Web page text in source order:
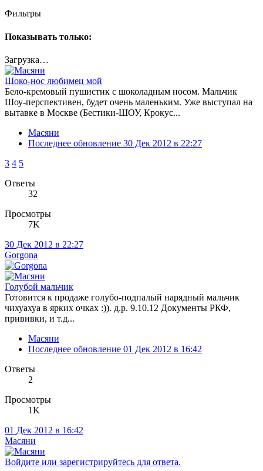
Фильтры
Показывать только:
Загрузка…
Шоко-нос любимец мой
Бело-кремовый пушистик с шоколадным носом. Мальчик
Шоу-перспективен, будет очень маленьким. Уже выступал на
вытавке в Москве (Бестики-ШОУ, Крокус...
Масяни
Последнее обновление 30 Дек 2012 в 22:27
3 4 5
Ответы
32
Просмотры
7K
30 Дек 2012 в 22:27
Gorgona
Голубой мальчик
Готовится к продаже голубо-подпалый нарядный мальчик
чихуахуа в ярких очках :)). д.р. 9.10.12 Документы РКФ,
прививки, и т.д...
Масяни
Последнее обновление 01 Дек 2012 в 16:42
Ответы
2
Просмотры
1K
01 Дек 2012 в 16:42
Масяни
Войдите или зарегистрируйтесь для ответа.